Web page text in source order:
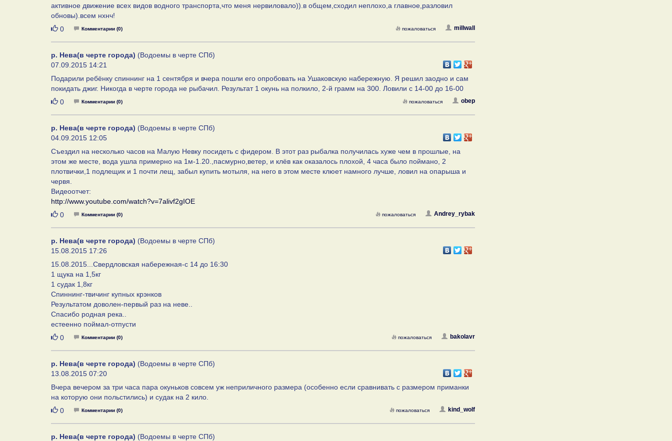
активное движение всех видов водного транспорта,что меня нервиловало)).в общем,сходил неплохо,а главное,разловил
обновы).всем нхнч!
Нравится
0 Комментарии (0) millwall
пожаловаться
р. Нева(в черте города) (Водоемы в черте СПб)
07.09.2015 14:21
Подарили ребёнку спиннинг на 1 сентября и вчера пошли его опробовать на Ушаковскую набережную. Я решил заодно и сам
покидать джиг. Никогда в черте города не рыбачил. Результат 1 окунь на полкило, 2-й грамм на 300. Ловили с 14-00 до 16-00
Нравится
0 Комментарии (0) obep
пожаловаться
р. Нева(в черте города) (Водоемы в черте СПб)
04.09.2015 12:05
Съездил на несколько часов на Малую Невку посидеть с фидером. В этот раз рыбалка получилась хуже чем в прошлые, на
этом же месте, вода ушла примерно на 1м-1.20.,пасмурно,ветер, и клёв как оказалось плохой, 4 часа было поймано, 2
плотвички,1 подлещик и 1 почти лещ, забыл купить мотыля, на него в этом месте клюет намного лучше, ловил на опарыша и
червя.
Видеоотчет:
http://www.youtube.com/watch?v=7alivf2gIOE
Нравится
0 Комментарии (0) Andrey_rybak
пожаловаться
р. Нева(в черте города) (Водоемы в черте СПб)
15.08.2015 17:26
15.08.2015...Свердловская набережная-с 14 до 16:30
1 щука на 1,5кг
1 судак 1,8кг
Спиннинг-твичинг купных крэнков
Результатом доволен-первый раз на неве..
Спасибо родная река..
естеенно поймал-отпусти
Нравится
0 Комментарии (0) bakolavr
пожаловаться
р. Нева(в черте города) (Водоемы в черте СПб)
13.08.2015 07:20
Вчера вечером за три часа пара окуньков совсем уж неприличного размера (особенно если сравнивать с размером приманки
на которую они польстились) и судак на 2 кило.
Нравится
0 Комментарии (0) kind_wolf
пожаловаться
р. Нева(в черте города) (Водоемы в черте СПб)